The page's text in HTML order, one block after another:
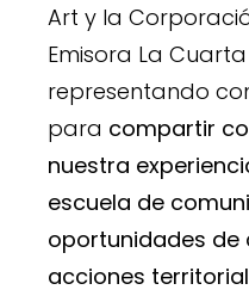
Art y la
Emisora La
representando
para compartir
nuestra
escuela de
oportunidades de
acciones